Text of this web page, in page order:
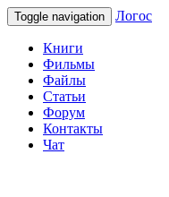
Toggle navigation Логос
Книги
Фильмы
Файлы
Статьи
Форум
Контакты
Чат